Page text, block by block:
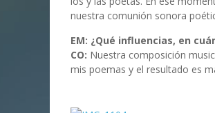
nuestra comunión sonora
EM: ¿Qué influencias, en
CO: Nuestra composición
mis poemas y el resultado es